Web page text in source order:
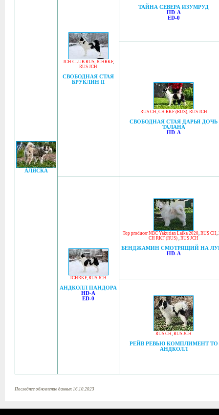
АЛЯСКА
JCH CLUB RUS, JCHRKF,
RUS JCH
СВОБОДНАЯ СТАЯ
БРУКЛИН II
ТАЙНА СЕВЕРА ИЗУМРУД
HD-A
ED-0
RUS CH, CH RKF (RUS), RUS JCH
СВОБОДНАЯ СТАЯ ДАРЬЯ ДОЧЬ
ТАЛАНА
HD-A
JCHRKF, RUS JCH
АНДКОЛЛ ПАНДОРА
HD-A
ED-0
Top producer NBC Yakutian Laika 2020, RUS CH,
CH RKF (RUS) , RUS JCH
БЕНДЖАМИН СМОТРЯЩИЙ НА
HD-A
RUS CH, RUS JCH
РЕЙВ РЕВЬЮ КОМПЛИМЕНТ ТО
АНДКОЛЛ
Последнее обновление данных 16.10.2023